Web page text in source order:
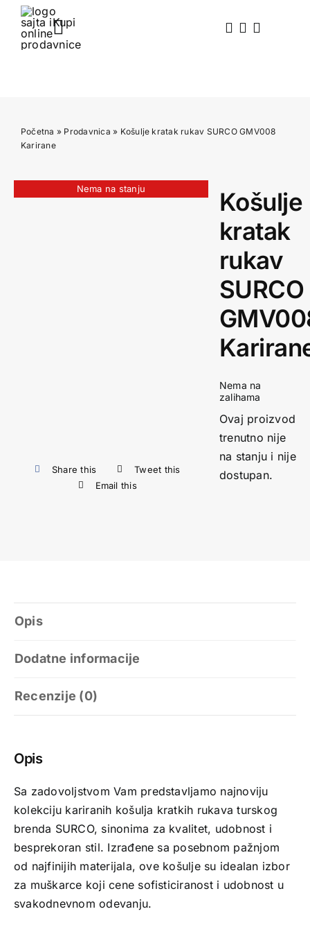
Skip
content
Toggle
Blog
Početna » Prodavnica » Košulje kratak rukav SURCO GMV008
Karirane
Nema na stanju
Share this
Tweet this
Email this
Košulje
kratak
rukav
SURCO
Nema na
zalihama
Ovaj proizvod
trenutno nije
na stanju i nije
dostupan.
Opis
Dodatne informacije
Recenzije (0)
Opis
Sa zadovoljstvom Vam predstavljamo najnoviju
kolekciju kariranih košulja kratkih rukava turskog
brenda SURCO, sinonima za kvalitet, udobnost i
besprekoran stil. Izrađene sa posebnom pažnjom
od najfinijih materijala, ove košulje su idealan izbor
za muškarce koji cene sofisticiranost i udobnost u
svakodnevnom odevanju.